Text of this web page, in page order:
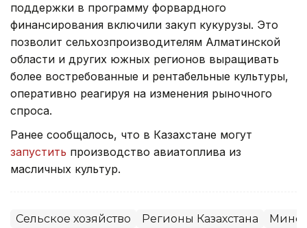
поддержки в программу форвардного
финансирования включили закуп кукурузы. Это
позволит сельхозпроизводителям Алматинской
области и других южных регионов выращивать
более востребованные и рентабельные культуры,
оперативно реагируя на изменения рыночного
спроса.
Ранее сообщалось, что в Казахстане могут
запустить производство авиатоплива из
масличных культур.
Сельское хозяйство Регионы Казахстана